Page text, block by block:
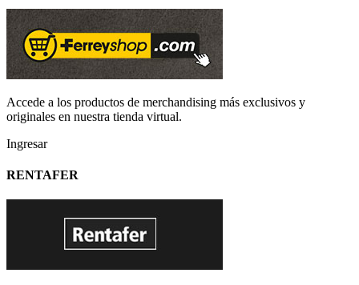
Accede a los productos de merchandising más exclusivos y
originales en nuestra tienda virtual.
Ingresar
RENTAFER